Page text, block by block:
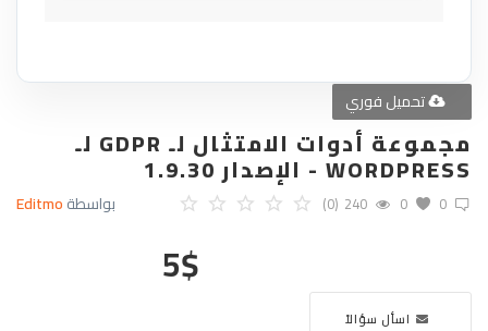
تحميل فوري
مجموعة أدوات الامتثال لـ GDPR لـ
WORDPRESS - الإصدار 1.9.30
بواسطةEditmo 0
(0) 0
240
5$
اسأل سؤالاً